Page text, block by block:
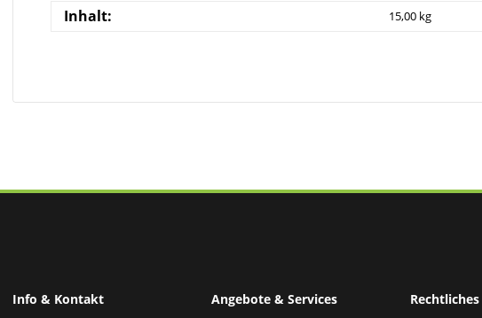
Inhalt: 15,00 kg
Info & Kontakt Angebote & Services Rechtliches